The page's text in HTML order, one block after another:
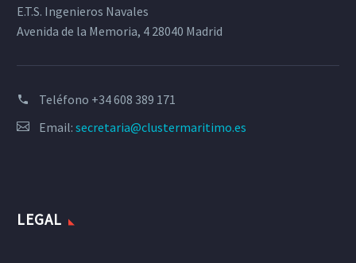
E.T.S. Ingenieros Navales
Avenida de la Memoria, 4 28040 Madrid
Teléfono +34 608 389 171
Email: secretaria@clustermaritimo.es
LEGAL